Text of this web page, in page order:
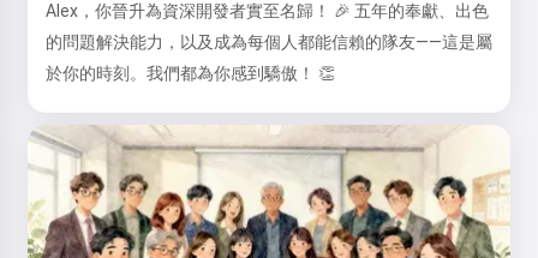
Alex，你晉升為資深開發者實至名歸！ 🎉 五年的奉獻、出色
的問題解決能力，以及成為每個人都能信賴的隊友——這是屬
於你的時刻。我們都為你感到驕傲！ 👏